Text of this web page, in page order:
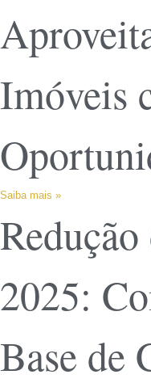
Imóveis
Saiba mais »
2025:
Base de